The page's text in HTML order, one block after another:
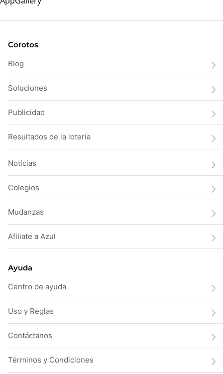
Corotos
Blog
Soluciones
Publicidad
Resultados de la lotería
Noticias
Colegios
Mudanzas
Afiliate a Azul
Ayuda
Centro de ayuda
Uso y Reglas
Contáctanos
Términos y Condiciones